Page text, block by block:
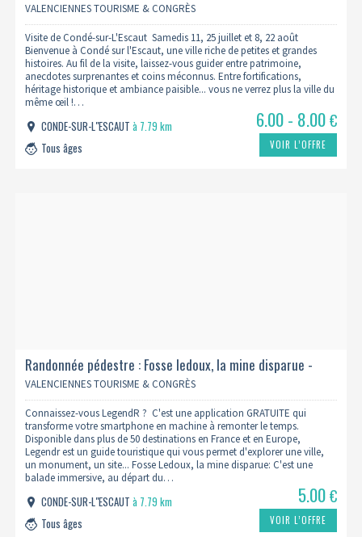
VALENCIENNES TOURISME & CONGRÈS
Visite de Condé-sur-L'Escaut Samedis 11, 25 juillet et 8, 22 août
Bienvenue à Condé sur l'Escaut, une ville riche de petites et grandes
histoires. Au fil de la visite, laissez-vous guider entre patrimoine,
anecdotes surprenantes et coins méconnus. Entre fortifications,
héritage historique et ambiance paisible... vous ne verrez plus la ville du
même œil !…
CONDE-SUR-L"ESCAUTà 7.79 km
Tous âges
6.00 - 8.00€
VOIR L’OFFRE
Randonnée pédestre : Fosse ledoux, la mine disparue -
legendr
VALENCIENNES TOURISME & CONGRÈS
Connaissez-vous LegendR ? C'est une application GRATUITE qui
transforme votre smartphone en machine à remonter le temps.
Disponible dans plus de 50 destinations en France et en Europe,
Legendr est un guide touristique qui vous permet d'explorer une ville,
un monument, un site... Fosse Ledoux, la mine disparue: C'est une
balade immersive, au départ du…
CONDE-SUR-L"ESCAUTà 7.79 km
Tous âges
5.00€
VOIR L’OFFRE